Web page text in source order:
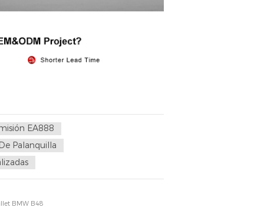
EA888
Palanquilla
BMW B48